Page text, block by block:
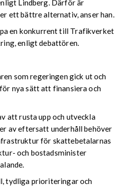
Lindberg. Därför är
ett bättre alternativ, anser han.
en konkurrent till Trafikverket
enligt debattören.
som regeringen gick ut och
nya sätt att finansiera och
att rusta upp och utveckla
av eftersatt underhåll behöver
för skattebetalarnas
och bostadsminister
tydliga prioriteringar och